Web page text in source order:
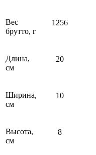
Вес
брутто, г
1256
Длина,
см
20
Ширина,
см
10
Высота,
см
8